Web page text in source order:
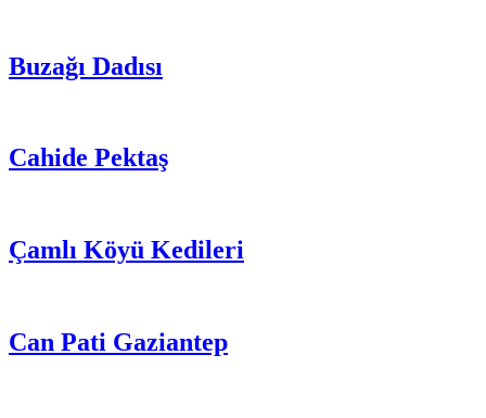
Buzağı Dadısı
Cahide Pektaş
Çamlı Köyü Kedileri
Can Pati Gaziantep